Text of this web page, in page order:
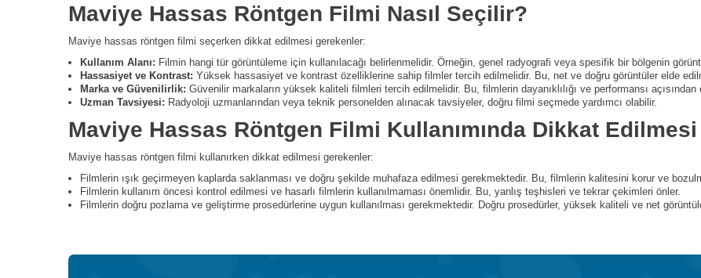
Maviye Hassas Röntgen Filmi Nasıl Seçilir?
Maviye hassas röntgen filmi seçerken dikkat edilmesi gerekenler:
Kullanım Alanı: Filmin hangi tür görüntüleme için kullanılacağı belirlenmelidir. Örneğin, genel radyografi veya spesifik bir bölgenin
Hassasiyet ve Kontrast: Yüksek hassasiyet ve kontrast özelliklerine sahip filmler tercih edilmelidir. Bu, net ve doğru görüntüler elde
Marka ve Güvenilirlik: Güvenilir markaların yüksek kaliteli filmleri tercih edilmelidir. Bu, filmlerin dayanıklılığı ve performansı açısından
Uzman Tavsiyesi: Radyoloji uzmanlarından veya teknik personelden alınacak tavsiyeler, doğru filmi seçmede yardımcı olabilir.
Maviye Hassas Röntgen Filmi Kullanımında Dikkat
Maviye hassas röntgen filmi kullanırken dikkat edilmesi gerekenler:
Filmlerin ışık geçirmeyen kaplarda saklanması ve doğru şekilde muhafaza edilmesi gerekmektedir. Bu, filmlerin kalitesini korur ve
Filmlerin kullanım öncesi kontrol edilmesi ve hasarlı filmlerin kullanılmaması önemlidir. Bu, yanlış teşhisleri ve tekrar çekimleri önler.
Filmlerin doğru pozlama ve geliştirme prosedürlerine uygun kullanılması gerekmektedir. Doğru prosedürler, yüksek kaliteli ve net